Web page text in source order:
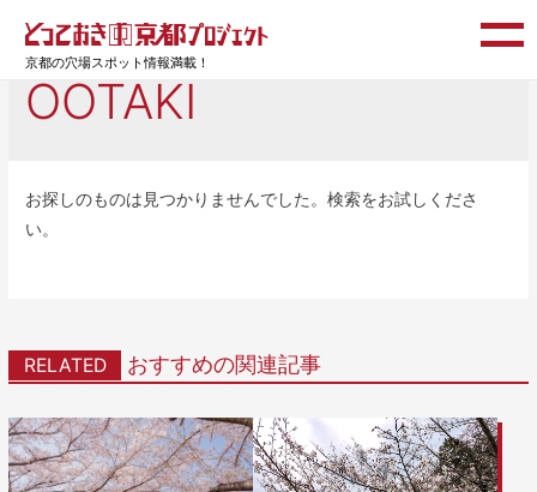
京都の穴場スポット情報満載！
OOTAKI
お探しのものは見つかりませんでした。検索をお試しくださ
い。
icon 検索
RELATED おすすめの関連記事